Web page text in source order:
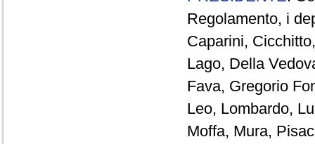
Regolamento, i
Caparini,
Lago, Della
Fava, Gregorio
Leo, Lombardo,
Moffa, Mura,